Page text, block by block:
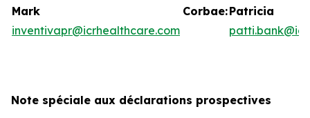
Mark Corbae:
inventivapr@icrhealthcare.com
Note spéciale aux déclarations prospectives